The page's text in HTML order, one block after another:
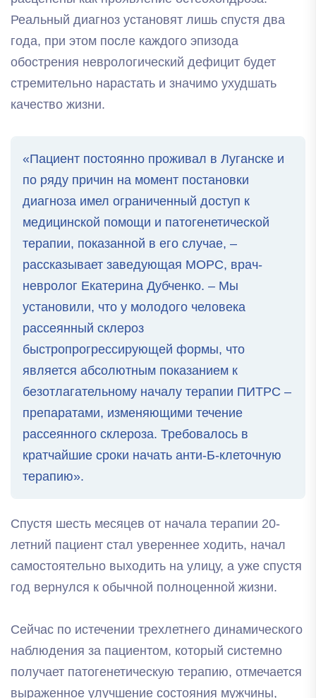
Реальный диагноз установят лишь спустя два
года, при этом после каждого эпизода
обострения неврологический дефицит будет
стремительно нарастать и значимо ухудшать
качество жизни.
«Пациент постоянно проживал в Луганске и
по ряду причин на момент постановки
диагноза имел ограниченный доступ к
медицинской помощи и патогенетической
терапии, показанной в его случае, –
рассказывает заведующая МОРС, врач-
невролог Екатерина Дубченко. – Мы
установили, что у молодого человека
рассеянный склероз
быстропрогрессирующей формы, что
является абсолютным показанием к
безотлагательному началу терапии ПИТРС –
препаратами, изменяющими течение
рассеянного склероза. Требовалось в
кратчайшие сроки начать анти-Б-клеточную
терапию».
Спустя шесть месяцев от начала терапии 20-
летний пациент стал увереннее ходить, начал
самостоятельно выходить на улицу, а уже спустя
год вернулся к обычной полноценной жизни.
Сейчас по истечении трехлетнего динамического
наблюдения за пациентом, который системно
получает патогенетическую терапию, отмечается
выраженное улучшение состояния мужчины,